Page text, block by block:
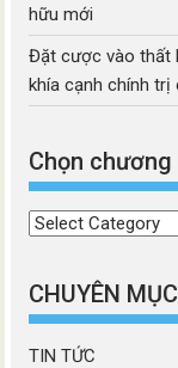
hữu mới
Đặt cược vào thất
khía cạnh chính trị
Chọn chương
Chọn
mục
CHUYÊN MỤC
TIN TỨC